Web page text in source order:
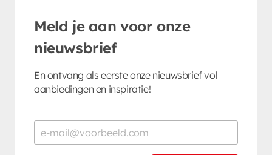
Meld je aan voor onze
nieuwsbrief
En ontvang als eerste onze nieuwsbrief vol
aanbiedingen en inspiratie!